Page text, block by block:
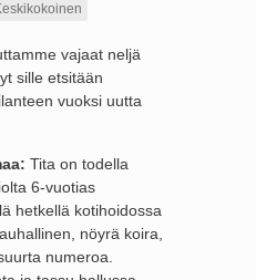
vajaat neljä
sille etsitään
vuoksi uutta
Tita on todella
6-vuotias
hetkellä kotihoidossa
nöyrä koira,
numeroa.